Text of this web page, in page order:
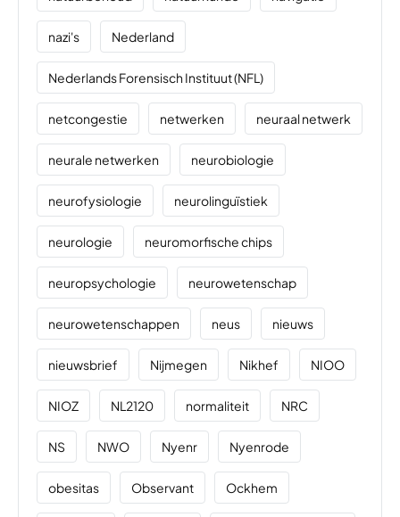
nazi's Nederland
Nederlands Forensisch Instituut (NFL)
netcongestie netwerken neuraal netwerk
neurale netwerken neurobiologie
neurofysiologie neurolinguïstiek
neurologie neuromorfische chips
neuropsychologie neurowetenschap
neurowetenschappen neus nieuws
nieuwsbrief Nijmegen Nikhef NIOO
NIOZ NL2120 normaliteit NRC
NS NWO Nyenr Nyenrode
obesitas Observant Ockhem